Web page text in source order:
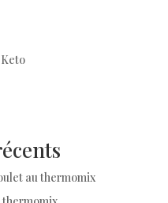
au thermomix